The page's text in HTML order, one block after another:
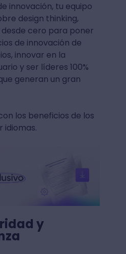
innovación, tu equipo
design thinking,
cero para poner
de innovación de
innovar en la
y ser líderes 100%
generan un gran
los beneficios de los
idiomas.
y